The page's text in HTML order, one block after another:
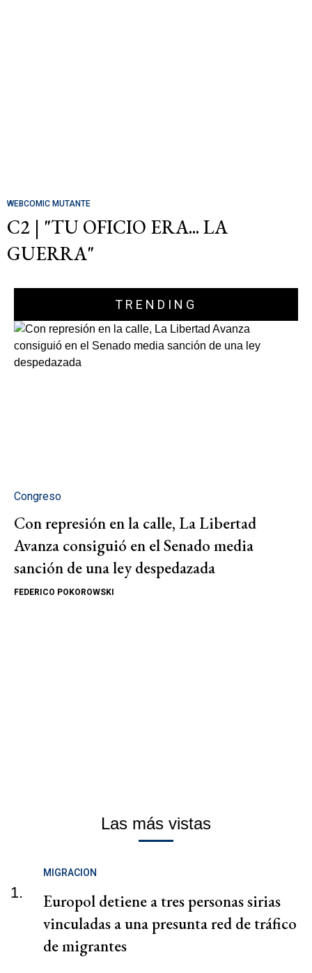
WEBCOMIC MUTANTE
C2 | "TU OFICIO ERA... LA
GUERRA"
TRENDING
Congreso
Con represión en la calle, La Libertad
Avanza consiguió en el Senado media
sanción de una ley despedazada
FEDERICO POKOROWSKI
Las más vistas
1.
MIGRACION
Europol detiene a tres personas sirias
vinculadas a una presunta red de tráfico
de migrantes